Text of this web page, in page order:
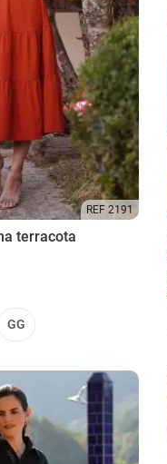
REF 2191
terracota
GG